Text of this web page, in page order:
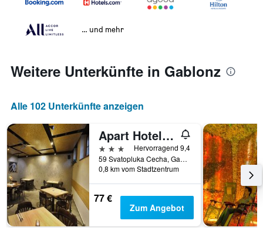
… und mehr
Weitere Unterkünfte in Gablonz
Alle 102 Unterkünfte anzeigen
Apart Hotel Jablonec
3 Sterne
Hervorragend 9,4
59 Svatopluka Cecha, Gablonz, Liberecký kraj, Tschechien
0,8 km vom Stadtzentrum
77 €
Zum Angebot